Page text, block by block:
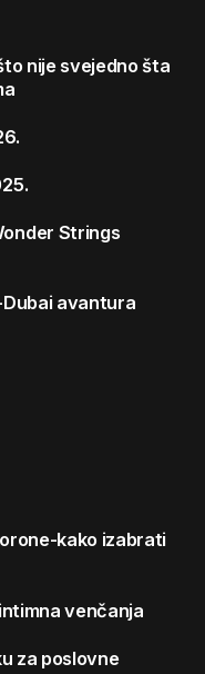
nije svejedno šta
Strings
avantura
kako izabrati
venčanja
za poslovne